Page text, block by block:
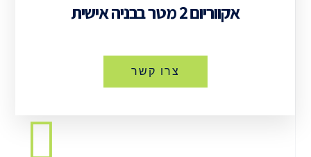
אקווריום 2 מטר בבניה אישית
צרו קשר